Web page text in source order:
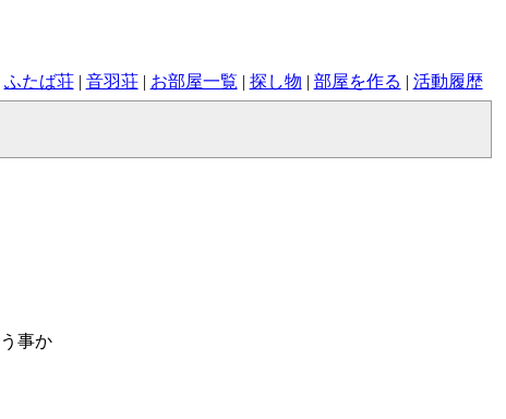
ふたば荘| 音羽荘| お部屋一覧 | 探し物 | 部屋を作る | 活動履歴
事か